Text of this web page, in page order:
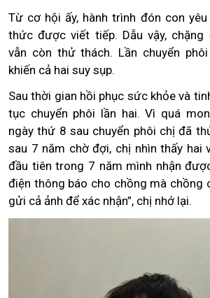
Từ cơ hội ấy, hành trình đón con
thức được viết tiếp. Dẫu vậy,
vẫn còn thử thách. Lần chuyển
khiến cả hai suy sụp.
Sau thời gian hồi phục sức khỏe và
tục chuyển phôi lần hai. Vì quá
ngày thứ 8 sau chuyển phôi chị đã
sau 7 năm chờ đợi, chị nhìn thấy hai
đầu tiên trong 7 năm mình nhận
điện thông báo cho chồng mà chồng
gửi cả ảnh để xác nhận”, chị nhớ lại.